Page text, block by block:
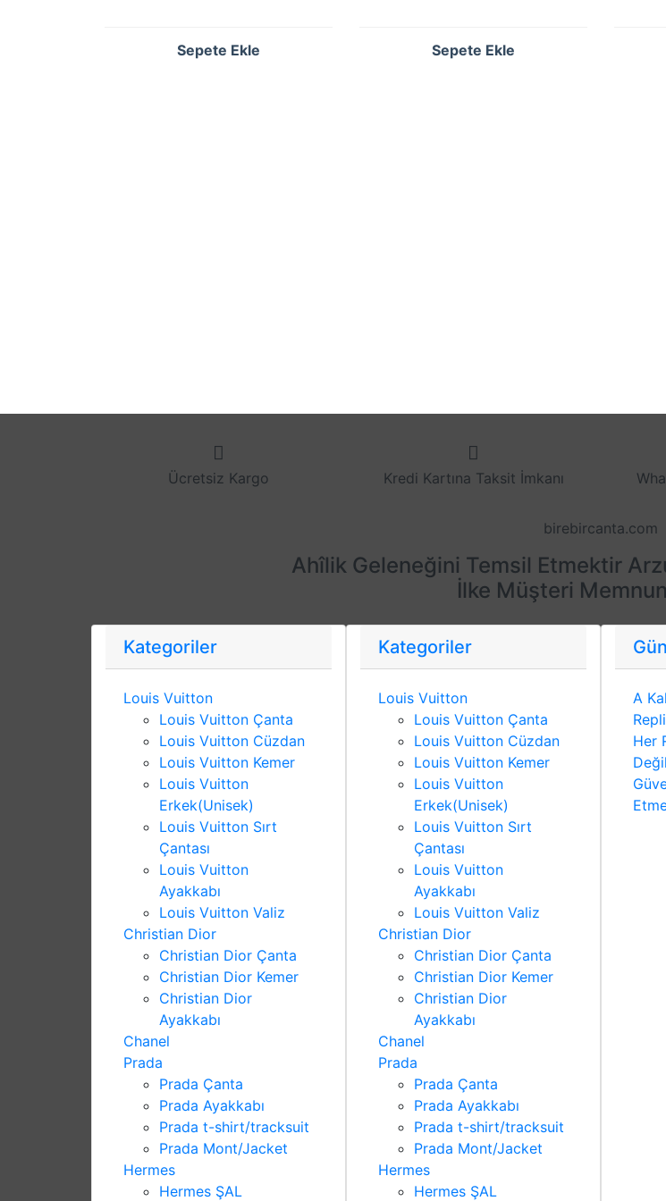
Sepete Ekle Sepete Ekle
Ücretsiz Kargo Kredi Kartına Taksit İmkanı
birebircanta.com
Ahîlik Geleneğini Temsil Etmektir
İlke Müşteri
Kategoriler
Louis Vuitton
Louis Vuitton Çanta
Louis Vuitton Cüzdan
Louis Vuitton Kemer
Louis Vuitton
Erkek(Unisek)
Louis Vuitton Sırt
Çantası
Louis Vuitton
Ayakkabı
Louis Vuitton Valiz
Christian Dior
Christian Dior Çanta
Christian Dior Kemer
Christian Dior
Ayakkabı
Chanel
Prada
Prada Çanta
Prada Ayakkabı
Prada t-shirt/tracksuit
Prada Mont/Jacket
Hermes
Hermes ŞAL
Kategoriler
Louis Vuitton
Louis Vuitton Çanta
Louis Vuitton Cüzdan
Louis Vuitton Kemer
Louis Vuitton
Erkek(Unisek)
Louis Vuitton Sırt
Çantası
Louis Vuitton
Ayakkabı
Louis Vuitton Valiz
Christian Dior
Christian Dior Çanta
Christian Dior Kemer
Christian Dior
Ayakkabı
Chanel
Prada
Prada Çanta
Prada Ayakkabı
Prada t-shirt/tracksuit
Prada Mont/Jacket
Hermes
Hermes ŞAL
A
Her